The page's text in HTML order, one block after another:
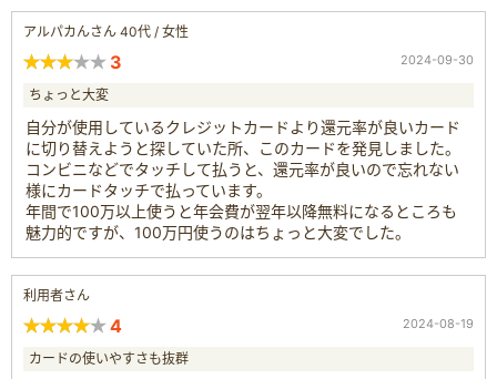
アルパカんさん 40代 / 女性
3 2024-09-30
ちょっと大変
自分が使用しているクレジットカードより還元率が良いカード
に切り替えようと探していた所、このカードを発見しました。
コンビニなどでタッチして払うと、還元率が良いので忘れない
様にカードタッチで払っています。
年間で100万以上使うと年会費が翌年以降無料になるところも
魅力的ですが、100万円使うのはちょっと大変でした。
利用者さん
4 2024-08-19
カードの使いやすさも抜群